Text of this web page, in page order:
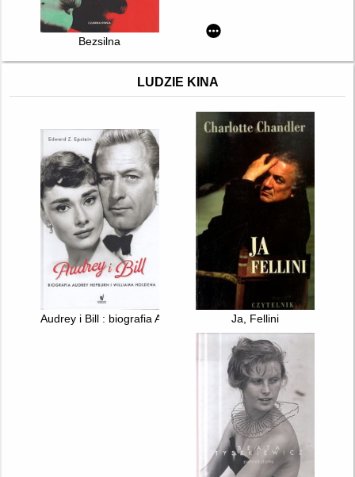
Bezsilna
LUDZIE KINA
Audrey i Bill : biografia Audrey Hepburn i Williama Holdena
Ja, Fellini